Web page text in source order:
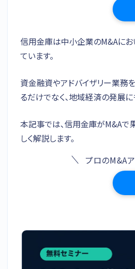
信用金庫は中小企業のM&Aにお
ています。
資金融資やアドバイザリー業務
るだけでなく、地域経済の発展に
本記事では、信用金庫がM&Aで
しく解説します。
プロのM&A